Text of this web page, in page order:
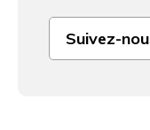
Suivez-